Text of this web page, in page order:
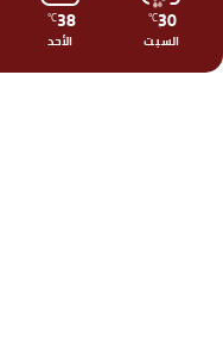
30
℃
السبت
38
℃
الأحد